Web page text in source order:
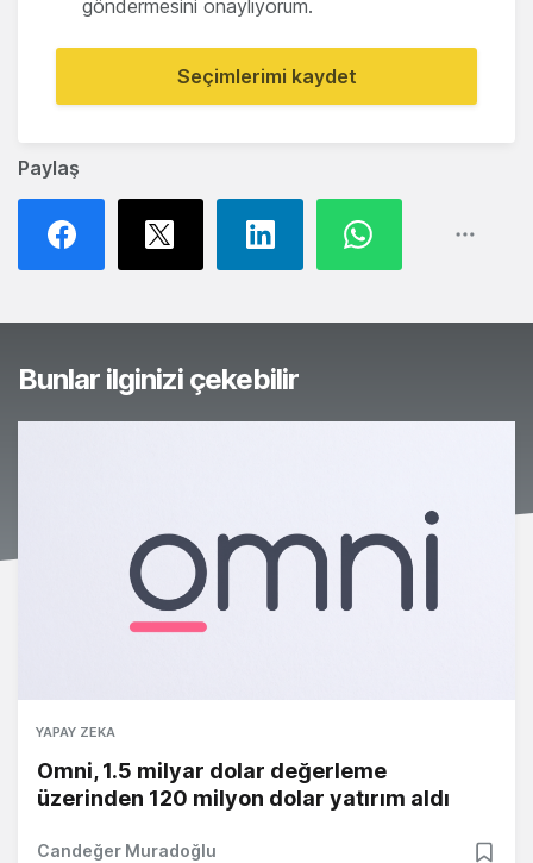
Paylaş
göndermesini onaylıyorum.
Seçimlerimi kaydet
Bunlar ilginizi çekebilir
YAPAY ZEKA
Omni, 1.5 milyar dolar değerleme
üzerinden 120 milyon dolar yatırım aldı
Candeğer Muradoğlu